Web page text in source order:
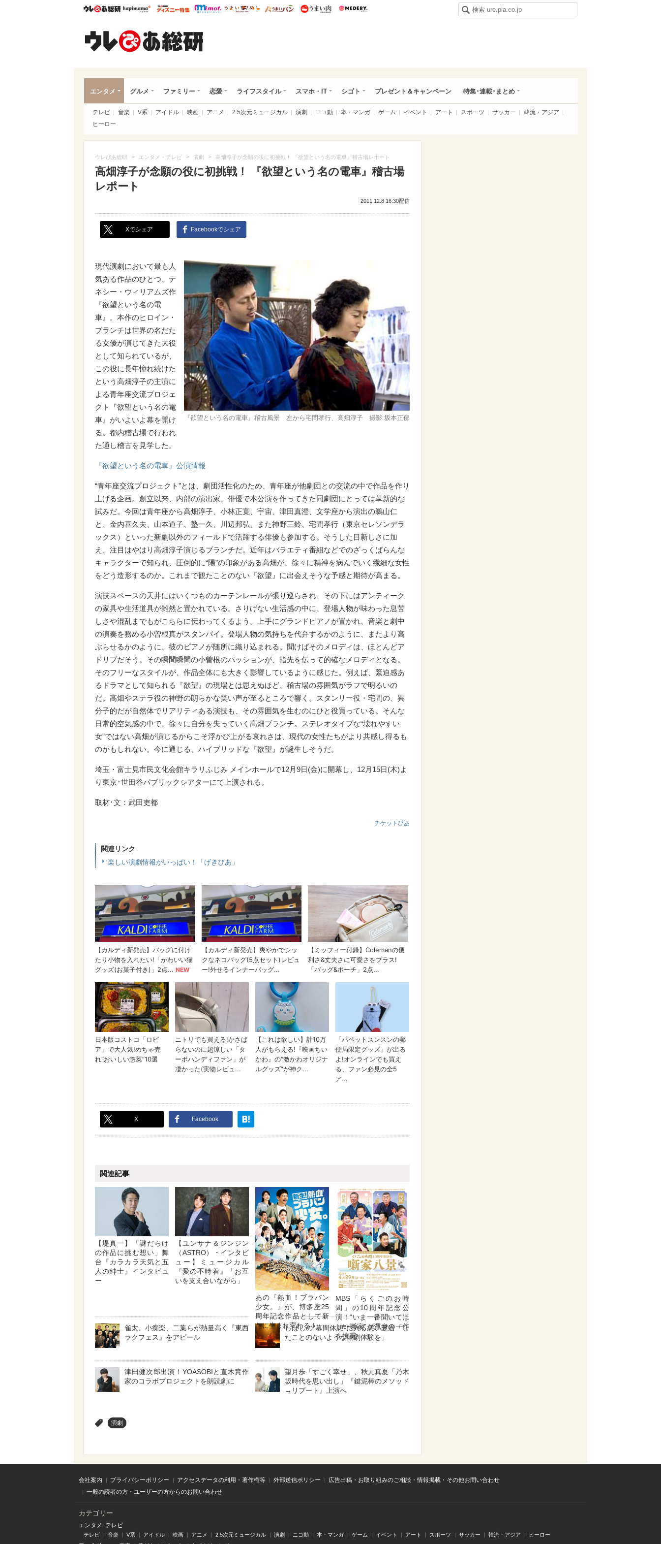
ウレぴあ総研ハピママ* ウレぴあ総研 ディズニー特集
mimot. うまいめし うまいパン うまい肉
エンタメ グルメ ファミリー 恋愛 ライフスタイル スマホ・IT シゴト プレゼント＆キャンペーン 特集･連載･まとめ
テレビ 音楽 V系 アイドル 映画 アニメ 2.5次元ミュージカル 演劇 ニコ動 本・マンガ ゲーム イベント アート スポーツ サッカー
韓流・アジア
ヒーロー
ウレぴあ総研 > エンタメ・テレビ > 演劇 > 高畑淳子が念願の役に初挑戦！ 『欲望という名の電車』稽古場レポート
高畑淳子が念願の役に初挑戦！ 『欲望という名の電車』稽古場
レポート
2011.12.8 16:30配信
Xでシェア Facebookでシェア
『欲望という名の電車』稽古風景 左から宅間孝行、高畑淳子 撮影:坂本正郁
現代演劇において最も人
気ある作品のひとつ、テ
ネシー・ウィリアムズ作
『欲望という名の電
車』。本作のヒロイン・
ブランチは世界の名だた
る女優が演じてきた大役
として知られているが、
この役に長年憧れ続けた
という高畑淳子の主演に
よる青年座交流プロジェ
クト『欲望という名の電
車』がいよいよ幕を開け
る。都内稽古場で行われ
た通し稽古を見学した。
『欲望という名の電車』公演情報
“青年座交流プロジェクト”とは、劇団活性化のため、青年座が他劇団との交流の中で作品を作り
上げる企画。創立以来、内部の演出家、俳優で本公演を作ってきた同劇団にとっては革新的な
試みだ。今回は青年座から高畑淳子、小林正寛、宇宙、津田真澄、文学座から演出の鵜山仁
と、金内喜久夫、山本道子、塾一久、川辺邦弘、また神野三鈴、宅間孝行（東京セレソンデラ
ックス）といった新劇以外のフィールドで活躍する俳優も参加する。そうした目新しさに加
え、注目はやはり高畑淳子演じるブランチだ。近年はバラエティ番組などでのざっくばらんな
キャラクターで知られ、圧倒的に“陽”の印象がある高畑が、徐々に精神を病んでいく繊細な女性
をどう造形するのか。これまで観たことのない『欲望』に出会えそうな予感と期待が高まる。
演技スペースの天井にはいくつものカーテンレールが張り巡らされ、その下にはアンティーク
の家具や生活道具が雑然と置かれている。さりげない生活感の中に、登場人物が味わった息苦
しさや混乱までもがこちらに伝わってくるよう。上手にグランドピアノが置かれ、音楽と劇中
の演奏を務める小曽根真がスタンバイ。登場人物の気持ちを代弁するかのように、またより高
ぶらせるかのように、彼のピアノが随所に織り込まれる。聞けばそのメロディは、ほとんどア
ドリブだそう。その瞬間瞬間の小曽根のパッションが、指先を伝って的確なメロディとなる。
そのフリーなスタイルが、作品全体にも大きく影響しているように感じた。例えば、緊迫感あ
るドラマとして知られる『欲望』の現場とは思えぬほど、稽古場の雰囲気がラフで明るいの
だ。高畑やステラ役の神野の朗らかな笑い声が至るところで響く。スタンリー役・宅間の、異
分子的だが自然体でリアリティある演技も、その雰囲気を生むのにひと役買っている。そんな
日常的空気感の中で、徐々に自分を失っていく高畑ブランチ。ステレオタイプな“壊れやすい
女”ではない高畑が演じるからこそ浮かび上がる哀れさは、現代の女性たちがより共感し得るも
のかもしれない。今に通じる、ハイブリッドな『欲望』が誕生しそうだ。
埼玉・富士見市民文化会館キラリふじみ メインホールで12月9日(金)に開幕し、12月15日(木)よ
り東京･世田谷パブリックシアターにて上演される。
取材･文：武田吏都
チケットぴあ
関連リンク
楽しい演劇情報がいっぱい！「げきぴあ」
X Facebook
関連記事
【堤真一】「謎だらけ
の作品に挑む想い」舞
台『カラカラ天気と五
人の紳士』インタビュ
ー
【ユンサナ＆ジンジン
（ASTRO）・インタビ
ュー】ミュージカル
『愛の不時着』「お互
いを支え合いながら」
あの『熱血！ブラバン
少女。』が、博多座25
周年記念作品として新
たに生まれ変わる！
MBS「らくごのお時
間」の10周年記念公
演！“いま一番聞いてほ
しい噺家”が渾身の一作
を披露
雀太、小痴楽、二葉らが熱量高く『東西
ラクフェス』をアピール
しばしの“幕間休憩”に入る悪い芝居「し
たことのないような観劇体験を」
津田健次郎出演！YOASOBIと直木賞作
家のコラボプロジェクトを朗読劇に
望月歩「すごく幸せ」、秋元真夏「乃木
坂時代を思い出し」『鍵泥棒のメソッド
→リブート』上演へ
演劇
会社案内 プライバシーポリシー アクセスデータの利用・著作権等 外部送信ポリシー
広告出稿・お取り組みのご相談・情報掲載・その他お問い合わせ
一般の読者の方・ユーザーの方からのお問い合わせ
カテゴリー
エンタメ･テレビ
テレビ 音楽 V系 アイドル 映画 アニメ 2.5次元ミュージカル 演劇 ニコ動 本・マンガ ゲーム イベント アート スポーツ サッカー 韓流・アジア ヒーロー